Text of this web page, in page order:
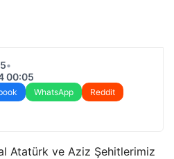
•
00:05
WhatsApp
Reddit
Atatürk ve Aziz Şehitlerimiz